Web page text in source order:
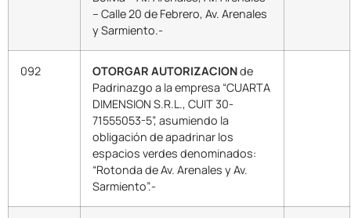
– Calle 20 de Febrero, Av. Arenales
y Sarmiento.-
092 OTORGAR AUTORIZACIONde
Padrinazgo a la empresa “CUARTA
DIMENSION S.R.L., CUIT 30-
71555053-5”, asumiendo la
obligación de apadrinar los
espacios verdes denominados:
“Rotonda de Av. Arenales y Av.
Sarmiento”.-